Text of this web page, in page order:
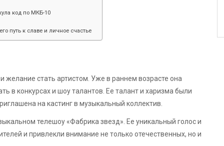
код по МКБ-10
путь к славе и личное счастье
желание стать артистом. Уже в раннем возрасте она
в конкурсах и шоу талантов. Ее талант и харизма были
на кастинг в музыкальный коллектив.
телешоу «Фабрика звезд». Ее уникальный голос и
и привлекли внимание не только отечественных, но и